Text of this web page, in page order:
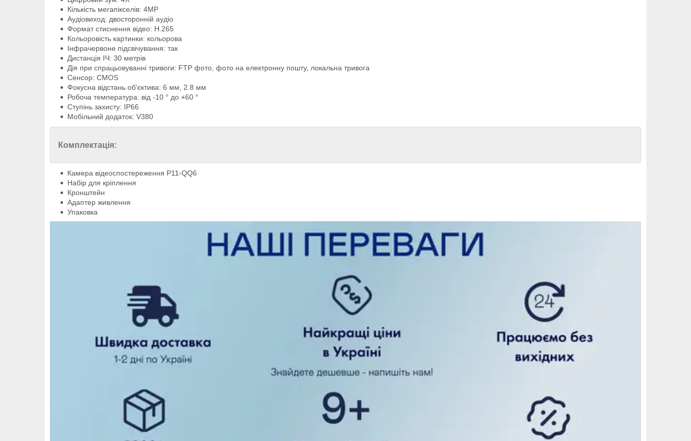
Кількість мегапікселів: 4MP
Аудіовиход: двосторонній аудіо
Формат стиснення відео: H.265
Кольоровість картинки: кольорова
Інфрачервоне підсвічування: так
Дистанція ІЧ: 30 метрів
Дія при спрацьовуванні тривоги: FTP фото, фото на електронну пошту, локальна тривога
Сенсор: CMOS
Фокусна відстань об'єктива: 6 мм, 2.8 мм
Робоча температура: від -10 ° до +60 °
Ступінь захисту: IP66
Мобільний додаток: V380
Комплектація:
Камера відеоспостереження P11-QQ6
Набір для кріплення
Кронштейн
Адаптер живлення
Упаковка